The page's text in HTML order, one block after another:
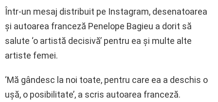
Într-un mesaj distribuit pe Instagram, desenatoarea
și autoarea franceză Penelope Bagieu a dorit să
salute ‘o artistă decisivă’ pentru ea și multe alte
artiste femei.
‘Mă gândesc la noi toate, pentru care ea a deschis o
ușă, o posibilitate’, a scris autoarea franceză.